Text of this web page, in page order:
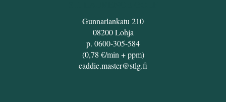
Gunnarlankatu 210
08200 Lohja
p. 0600-305-584
(0,78 €/min + ppm)
caddie.master@stlg.fi